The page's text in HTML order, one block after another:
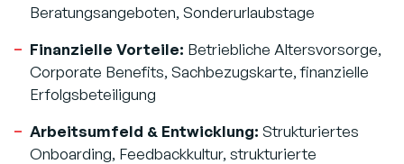
Beratungsangeboten, Sonderurlaubstage
Finanzielle Vorteile: Betriebliche Altersvorsorge,
Corporate Benefits, Sachbezugskarte, finanzielle
Erfolgsbeteiligung
Arbeitsumfeld & Entwicklung: Strukturiertes
Onboarding, Feedbackkultur, strukturierte